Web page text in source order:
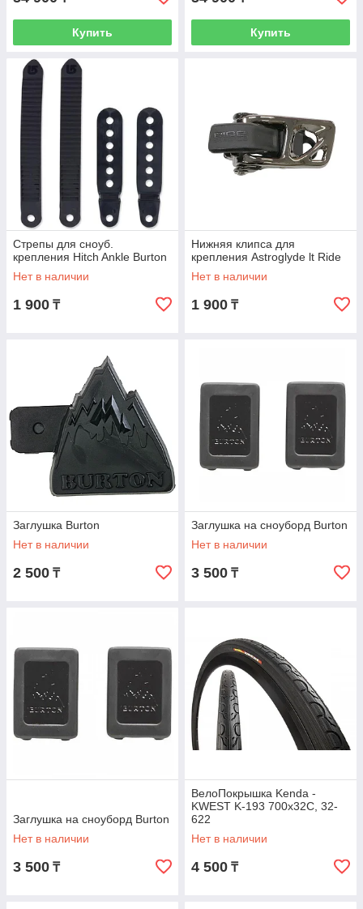
Купить Купить
Стрепы для сноуб.
крепления Hitch Ankle Burton
Нет в наличии
1 900 ₸
Нижняя клипса для
крепления Astroglyde lt Ride
Нет в наличии
1 900 ₸
Заглушка Burton
Нет в наличии
2 500 ₸
Заглушка на сноуборд Burton
Нет в наличии
3 500 ₸
Заглушка на сноуборд Burton
Нет в наличии
3 500 ₸
ВелоПокрышка Kenda -
KWEST K-193 700x32C, 32-
622
Нет в наличии
4 500 ₸